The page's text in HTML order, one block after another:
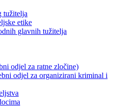
tužitelja
etike
glavnih tužitelja
odjel za ratne zločine)
odjel za organizirani kriminal i